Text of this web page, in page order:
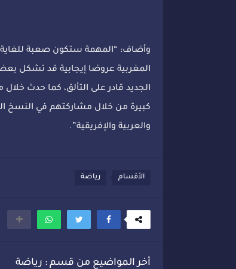
وأضاف: “المهمة ستكون صعبة للغاية
المغربية عروضا إيجابية قد تشكل
الجديد قادر على التألق، كما حدث
كبيرة من خلال مشاركتهم في النسخ
والعربية والإفريقية”.
الأقسام رياضة
أخر المواضيع من قسم : رياضة